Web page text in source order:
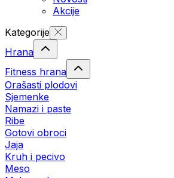
Akcije
Kategorije
Hrana
Fitness hrana
Orašasti plodovi
Sjemenke
Namazi i paste
Ribe
Gotovi obroci
Jaja
Kruh i pecivo
Meso